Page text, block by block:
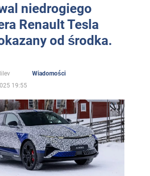
niedrogiego
Renault Tesla
od środka.
Wiadomości
19:55